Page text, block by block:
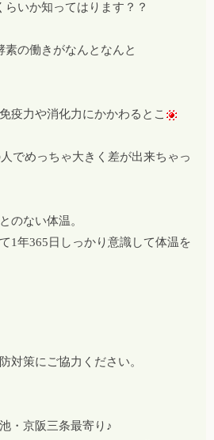
いか知ってはります？？
の働きがなんとなんと
疫力や消化力にかかわるとこ
でめっちゃ大きく差が出来ちゃっ
のない体温。
1年365日しっかり意識して体温を
対策にご協力ください。
・京阪三条最寄り♪